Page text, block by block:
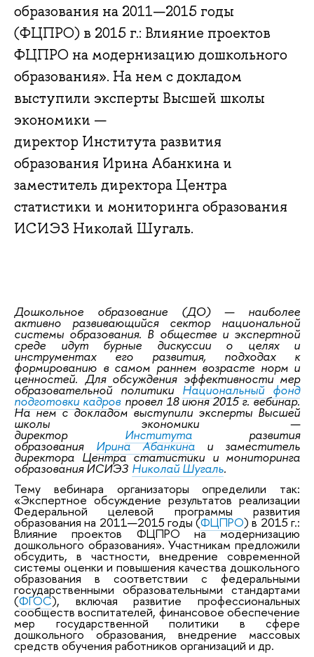
образования на 2011—2015 годы
(ФЦПРО) в 2015 г.: Влияние проектов
ФЦПРО на модернизацию дошкольного
образования». На нем с докладом
выступили эксперты Высшей школы
экономики —
директор Института развития
образования Ирина Абанкина и
заместитель директора Центра
статистики и мониторинга образования
ИСИЭЗ Николай Шугаль.
Дошкольное образование (ДО) — наиболее
активно развивающийся сектор национальной
системы образования. В обществе и экспертной
среде идут бурные дискуссии о целях и
инструментах его развития, подходах к
формированию в самом раннем возрасте норм и
ценностей. Для обсуждения эффективности мер
образовательной политики Национальный фонд
подготовки кадровпровел 18 июня 2015 г. вебинар.
На нем с докладом выступили эксперты Высшей
школы экономики —
директор Институтаразвития
образования Ирина Абанкинаи заместитель
директора Центра статистики и мониторинга
образования ИСИЭЗ Николай Шугаль.
Тему вебинара организаторы определили так:
«Экспертное обсуждение результатов реализации
Федеральной целевой программы развития
образования на 2011—2015 годы (ФЦПРО) в 2015 г.:
Влияние проектов ФЦПРО на модернизацию
дошкольного образования». Участникам предложили
обсудить, в частности, внедрение современной
системы оценки и повышения качества дошкольного
образования в соответствии с федеральными
государственными образовательными стандартами
(ФГОС), включая развитие профессиональных
сообществ воспитателей, финансовое обеспечение
мер государственной политики в сфере
дошкольного образования, внедрение массовых
средств обучения работников организаций и др.